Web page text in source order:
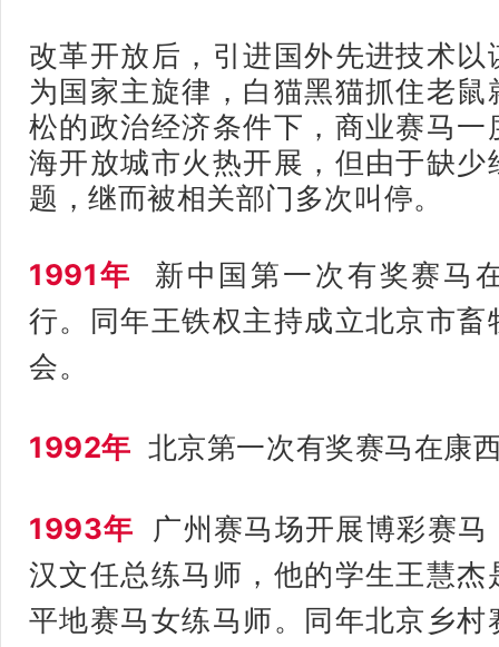
改革开放后，引进国外先进技术
为国家主旋律，白猫黑猫抓住老
松的政治经济条件下，商业赛马
海开放城市火热开展，但由于缺
题，继而被相关部门多次叫停。
1991年
新中国第一次有奖赛马
行。同年王铁权主持成立北京市
会。
1992年 北京第一次有奖赛马在康
1993年 广州赛马场开展博彩赛
汉文任总练马师 ，他的学生王慧
平地赛马女练马师。同年北京乡村